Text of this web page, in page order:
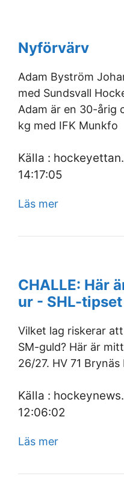
Nyförvärv
Adam Byström
med Sundsvall
Adam är en 30-årig
kg med IFK Munkfo
Källa :
14:17:05
Läs mer
CHALLE: Här
ur - SHL-
Vilket lag riskerar
SM-guld? Här är
26/27. HV 71
Källa :
12:06:02
Läs mer